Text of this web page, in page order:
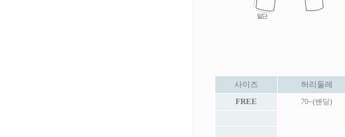
사이즈
허리둘레
FREE
70~(밴딩)